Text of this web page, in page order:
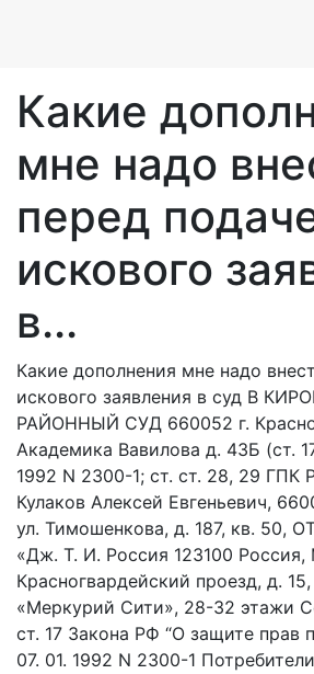
Какие
мне надо
перед
искового
в...
Какие дополнения мне надо
искового заявления в суд В
РАЙОННЫЙ СУД 660052 г.
Академика Вавилова д. 43Б (ст.
1992 N 2300-1; ст. ст. 28, 29
Кулаков Алексей Евгеньевич,
ул. Тимошенкова, д. 187, кв. 50,
«Дж. Т. И. Россия 123100 Россия,
Красногвардейский проезд, д.
«Меркурий Сити», 28-32 этажи
ст. 17 Закона РФ “О защите прав
07. 01. 1992 N 2300-1